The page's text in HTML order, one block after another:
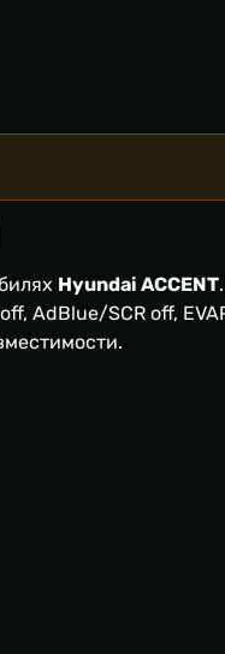
Hyundai ACCENT
AdBlue/SCR off,